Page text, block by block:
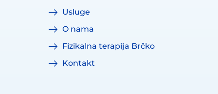
Usluge
O nama
Fizikalna terapija Brčko
Kontakt